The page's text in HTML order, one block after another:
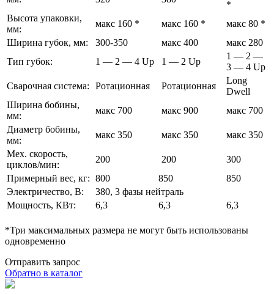
*
Высота упаковки,
мм:
макс 160 * макс 160 *
макс 80 *
Ширина губок, мм:
300-350 макс 400
макс 280
Тип губок:
1 — 2 — 4 Up 1 — 2 Up
1 — 2 —
3 — 4 Up
Сварочная система:
Ротационная Ротационная
Long
Dwell
Ширина бобины,
мм:
макс 700 макс 900
макс 700
Диаметр бобины,
мм:
макс 350 макс 350
макс 350
Мех. скорость,
циклов/мин:
200 200
300
Примерный вес, кг: 800 850
850
Электричество, В:
380, 3 фазы нейтраль
Мощность, КВт:
6,3 6,3 6,3
*Три максимальных размера не могут быть использованы
одновременно
Отправить запрос
Обратно в каталог